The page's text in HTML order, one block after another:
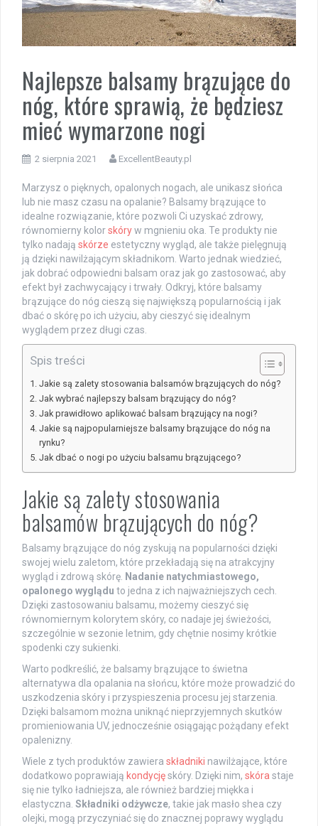
Najlepsze balsamy brązujące do
nóg, które sprawią, że będziesz
mieć wymarzone nogi
2 sierpnia 2021 ExcellentBeauty.pl
Marzysz o pięknych, opalonych nogach, ale unikasz słońca
lub nie masz czasu na opalanie? Balsamy brązujące to
idealne rozwiązanie, które pozwoli Ci uzyskać zdrowy,
równomierny kolorskóryw mgnieniu oka. Te produkty nie
tylko nadają skórze estetyczny wygląd, ale także pielęgnują
ją dzięki nawilżającym składnikom. Warto jednak wiedzieć,
jak dobrać odpowiedni balsam oraz jak go zastosować, aby
efekt był zachwycający i trwały. Odkryj, które balsamy
brązujące do nóg cieszą się największą popularnością i jak
dbać o skórę po ich użyciu, aby cieszyć się idealnym
wyglądem przez długi czas.
Spis treści
Jakie są zalety stosowania balsamów brązujących do nóg?
Jak wybrać najlepszy balsam brązujący do nóg?
Jak prawidłowo aplikować balsam brązujący na nogi?
Jakie są najpopularniejsze balsamy brązujące do nóg na
rynku?
Jak dbać o nogi po użyciu balsamu brązującego?
Jakie są zalety stosowania
balsamów brązujących do nóg?
Balsamy brązujące do nóg zyskują na popularności dzięki
swojej wielu zaletom, które przekładają się na atrakcyjny
wygląd i zdrową skórę. Nadanie natychmiastowego,
opalonego wyglądu to jedna z ich najważniejszych cech.
Dzięki zastosowaniu balsamu, możemy cieszyć się
równomiernym kolorytem skóry, co nadaje jej świeżości,
szczególnie w sezonie letnim, gdy chętnie nosimy krótkie
spodenki czy sukienki.
Warto podkreślić, że balsamy brązujące to świetna
alternatywa dla opalania na słońcu, które może prowadzić do
uszkodzenia skóry i przyspieszenia procesu jej starzenia.
Dzięki balsamom można uniknąć nieprzyjemnych skutków
promieniowania UV, jednocześnie osiągając pożądany efekt
opalenizny.
Wiele z tych produktów zawiera składniki nawilżające, które
dodatkowo poprawiają kondycjęskóry. Dzięki nim, skórastaje
się nie tylko ładniejsza, ale również bardziej miękka i
elastyczna. Składniki odżywcze, takie jak masło shea czy
olejki, mogą przyczyniać się do znacznej poprawy wyglądu